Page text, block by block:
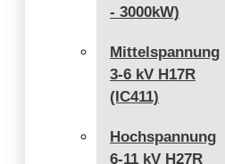
- 3000kW)
Mittelspannung
3-6 kV H17R
(IC411)
Hochspannung
6-11 kV H27R